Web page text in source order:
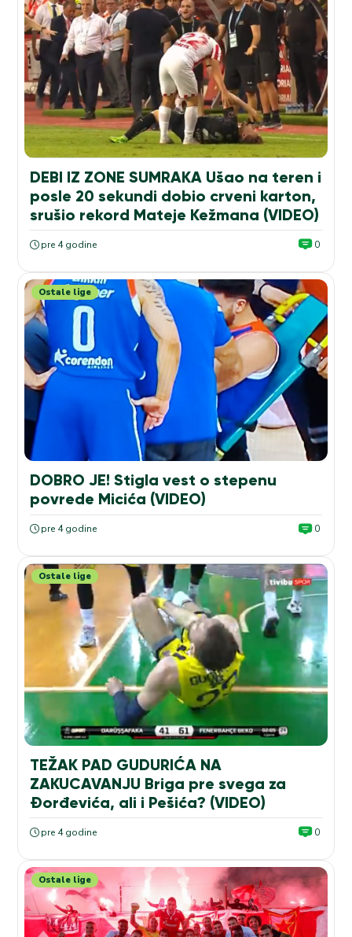
DEBI IZ ZONE SUMRAKA Ušao na teren i
posle 20 sekundi dobio crveni karton,
srušio rekord Mateje Kežmana (VIDEO)
pre 4 godine 0
Ostale lige
DOBRO JE! Stigla vest o stepenu
povrede Micića (VIDEO)
pre 4 godine 0
Ostale lige
TEŽAK PAD GUDURIĆA NA
ZAKUCAVANJU Briga pre svega za
Đorđevića, ali i Pešića? (VIDEO)
pre 4 godine 0
Ostale lige